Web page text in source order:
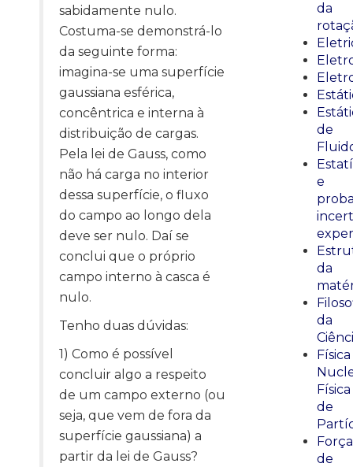
sabidamente nulo.
Costuma-se demonstrá-lo
da seguinte forma:
imagina-se uma superfície
gaussiana esférica,
concêntrica e interna à
distribuição de cargas.
Pela lei de Gauss, como
não há carga no interior
dessa superfície, o fluxo
do campo ao longo dela
deve ser nulo. Daí se
conclui que o próprio
campo interno à casca é
nulo.
Tenho duas dúvidas:
1) Como é possível
concluir algo a respeito
de um campo externo (ou
seja, que vem de fora da
superfície gaussiana) a
partir da lei de Gauss?
da
de
e
da
da
Física
Física
de
Força
de